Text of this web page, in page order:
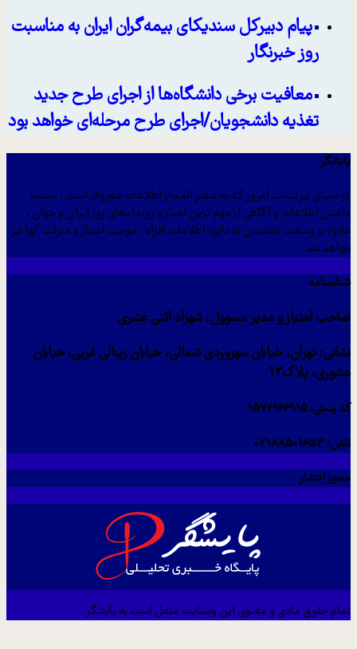
پیام دبیرکل سندیکای بیمه‌گران ایران به مناسبت
روز خبرنگار
معافیت برخی دانشگاه‌ها از اجرای طرح جدید
تغذیه دانشجویان/اجرای طرح مرحله‌ای خواهد بود
دنیـای پـر شتاب امروز کـه به عـصر انفـجار اطلاعات معروف است ، مسلما
اطلاعات و آگاهی از مهم ترین اخبار و رویدادهای روز ایران و جهان ،
بر وسعت بخشیدن به دایره اطلاعات افراد ، موجب اعتبار و منزلت آنها نیز
شد .
امتیاز و مدیر مسوول: شهراد اثنی عشری
تهران، خیابان سهروردی شمالی، خیابان زینالی غربی، خیابان
پلاک12
پستی: 1576966915
02188501653
انتشار
حقوق مادی و معنوی این وبسایت متعل است به پایشگر